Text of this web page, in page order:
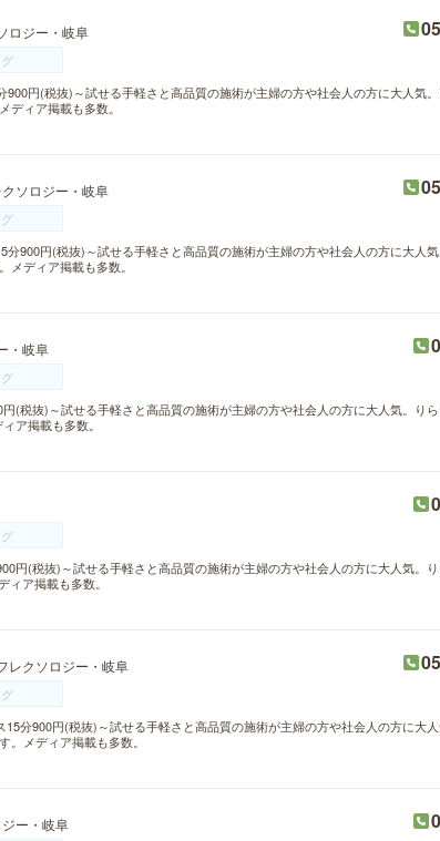
ロジー・岐阜
900円(税抜)～試せる手軽さと高品質の施術が主婦の方や社会人の方に大人気
ィア掲載も多数。
クソロジー・岐阜
分900円(税抜)～試せる手軽さと高品質の施術が主婦の方や社会人の方に大人
ディア掲載も多数。
・岐阜
(税抜)～試せる手軽さと高品質の施術が主婦の方や社会人の方に大人気。り
ア掲載も多数。
円(税抜)～試せる手軽さと高品質の施術が主婦の方や社会人の方に大人気。
ア掲載も多数。
レクソロジー・岐阜
分900円(税抜)～試せる手軽さと高品質の施術が主婦の方や社会人の方に大
メディア掲載も多数。
ー・岐阜